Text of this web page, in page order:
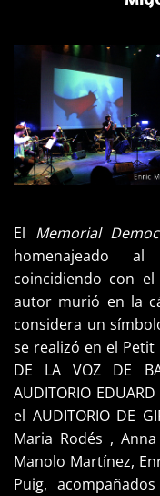
El Memorial
homenajeado
al
coincidiendo con el
autor murió en la
considera un
se realizó en el Petit
DE LA VOZ
DE
AUDITORIO EDUARD
el AUDITORIO DE
Maria Rodés , Anna
Manolo Martínez,
Puig, acompañados